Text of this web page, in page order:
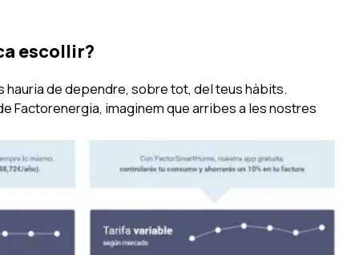
escollir?
hauria de dependre, sobre tot, del teus hàbits.
Factorenergia, imaginem que arribes a les nostres